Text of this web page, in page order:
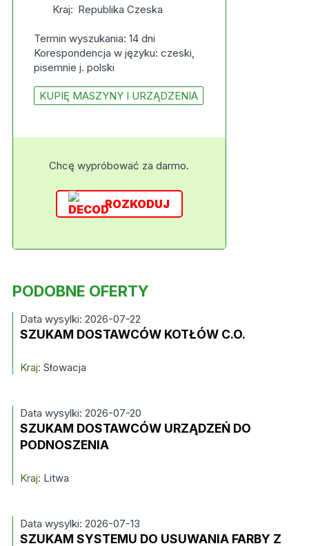
Kraj: Republika Czeska
Termin wyszukania: 14 dni
Korespondencja w języku: czeski,
pisemnie j. polski
KUPIĘ MASZYNY I URZĄDZENIA
Chcę wypróbować za darmo.
ROZKODUJ
PODOBNE OFERTY
Data wysylki: 2026-07-22
SZUKAM DOSTAWCÓW KOTŁÓW C.O.
Kraj: Słowacja
Data wysylki: 2026-07-20
SZUKAM DOSTAWCÓW URZĄDZEŃ DO
PODNOSZENIA
Kraj: Litwa
Data wysylki: 2026-07-13
SZUKAM SYSTEMU DO USUWANIA FARBY Z